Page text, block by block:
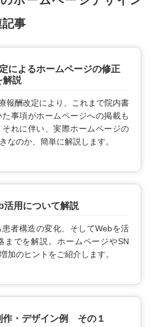
事
によるホームページの修正
解説
報酬改定により、これまで院内書
事項がホームページへの掲載も
れに伴い、実際ホームページの
なのか、簡単に解説します。
活用について解説
者構造の変化、そしてWebを活
までを解説。ホームページやSN
加のヒントをご紹介します。
作・デザイン例 その１